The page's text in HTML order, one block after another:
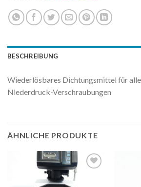
BESCHREIBUNG
Wiederlösbares Dichtungsmittel für
Niederdruck-Verschraubungen
ÄHNLICHE PRODUKTE